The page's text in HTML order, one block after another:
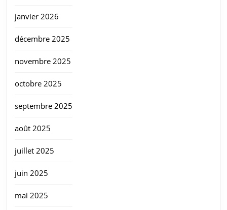
janvier 2026
décembre 2025
novembre 2025
octobre 2025
septembre 2025
août 2025
juillet 2025
juin 2025
mai 2025